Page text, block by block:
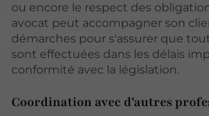
ou encore le respect des
avocat peut accompagner son
démarches pour s'assurer que
sont effectuées dans les délais
conformité avec la législation.
Coordination avec d'autres